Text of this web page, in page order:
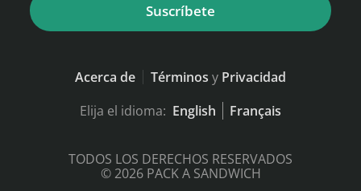
Suscríbete
Acerca de Términos y Privacidad
Elija el idioma: English Français
TODOS LOS DERECHOS RESERVADOS
© 2026 PACK A SANDWICH